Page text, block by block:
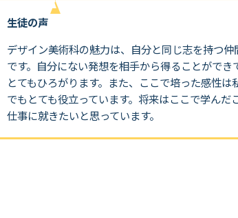
生徒の声
デザイン美術科の魅力は、自分と同じ志を持つ
です。自分にない発想を相手から得ることがで
とてもひろがります。また、ここで培った感性
でもとても役立っています。将来はここで学んだ
仕事に就きたいと思っています。